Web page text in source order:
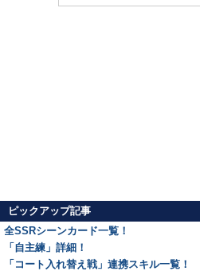
ピックアップ記事
全SSRシーンカード一覧！
「自主練」詳細！
「コート入れ替え戦」連携スキル一覧！